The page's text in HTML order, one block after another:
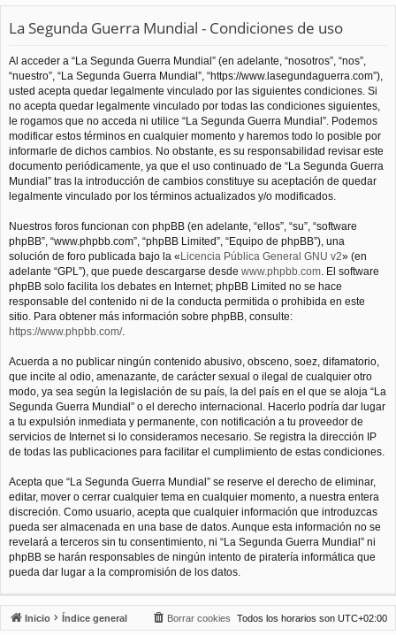
La Segunda Guerra Mundial - Condiciones de uso
Al acceder a “La Segunda Guerra Mundial” (en adelante, “nosotros”, “nos”,
“nuestro”, “La Segunda Guerra Mundial”, “https://www.lasegundaguerra.com”),
usted acepta quedar legalmente vinculado por las siguientes condiciones. Si
no acepta quedar legalmente vinculado por todas las condiciones siguientes,
le rogamos que no acceda ni utilice “La Segunda Guerra Mundial”. Podemos
modificar estos términos en cualquier momento y haremos todo lo posible por
informarle de dichos cambios. No obstante, es su responsabilidad revisar este
documento periódicamente, ya que el uso continuado de “La Segunda Guerra
Mundial” tras la introducción de cambios constituye su aceptación de quedar
legalmente vinculado por los términos actualizados y/o modificados.
Nuestros foros funcionan con phpBB (en adelante, “ellos”, “su”, “software
phpBB”, “www.phpbb.com”, “phpBB Limited”, “Equipo de phpBB”), una
solución de foro publicada bajo la «Licencia Pública General GNU v2» (en
adelante “GPL”), que puede descargarse desde www.phpbb.com. El software
phpBB solo facilita los debates en Internet; phpBB Limited no se hace
responsable del contenido ni de la conducta permitida o prohibida en este
sitio. Para obtener más información sobre phpBB, consulte:
https://www.phpbb.com/.
Acuerda a no publicar ningún contenido abusivo, obsceno, soez, difamatorio,
que incite al odio, amenazante, de carácter sexual o ilegal de cualquier otro
modo, ya sea según la legislación de su país, la del país en el que se aloja “La
Segunda Guerra Mundial” o el derecho internacional. Hacerlo podría dar lugar
a tu expulsión inmediata y permanente, con notificación a tu proveedor de
servicios de Internet si lo consideramos necesario. Se registra la dirección IP
de todas las publicaciones para facilitar el cumplimiento de estas condiciones.
Acepta que “La Segunda Guerra Mundial” se reserve el derecho de eliminar,
editar, mover o cerrar cualquier tema en cualquier momento, a nuestra entera
discreción. Como usuario, acepta que cualquier información que introduzcas
pueda ser almacenada en una base de datos. Aunque esta información no se
revelará a terceros sin tu consentimiento, ni “La Segunda Guerra Mundial” ni
phpBB se harán responsables de ningún intento de piratería informática que
pueda dar lugar a la compromisión de los datos.
Inicio Índice general Todos los horarios son UTC+02:00
Borrar cookies